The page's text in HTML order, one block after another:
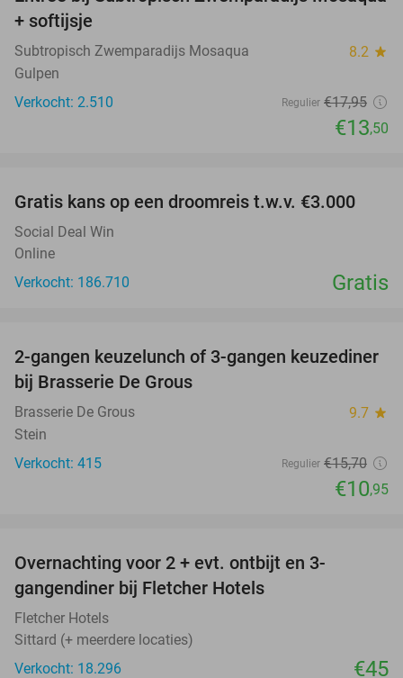
+ softijsje
Subtropisch Zwemparadijs Mosaqua 8.2 star
Gulpen
Verkocht: 2.510
Regulier €17,95
€13,50
Gratis kans op een droomreis t.w.v. €3.000
Social Deal Win
Online
Verkocht: 186.710
Gratis
30%
2-gangen keuzelunch of 3-gangen keuzediner
bij Brasserie De Grous
Brasserie De Grous 9.7 star
Stein
Verkocht: 415
Regulier €15,70
€10,95
Overnachting voor 2 + evt. ontbijt en 3-
gangendiner bij Fletcher Hotels
Fletcher Hotels
Sittard (+ meerdere locaties)
Verkocht: 18.296
€45